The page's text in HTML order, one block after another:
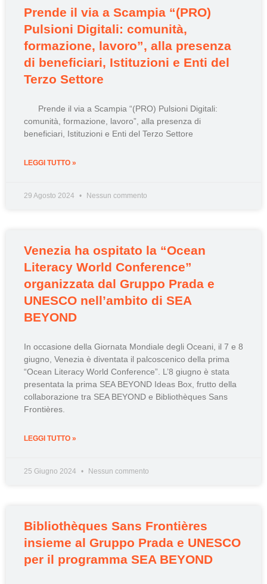
Prende il via a Scampia “(PRO)
Pulsioni Digitali: comunità,
formazione, lavoro”, alla presenza
di beneficiari, Istituzioni e Enti del
Terzo Settore
Prende il via a Scampia “(PRO) Pulsioni Digitali:
comunità, formazione, lavoro”, alla presenza di
beneficiari, Istituzioni e Enti del Terzo Settore
LEGGI TUTTO »
29 Agosto 2024 Nessun commento
Venezia ha ospitato la “Ocean
Literacy World Conference”
organizzata dal Gruppo Prada e
UNESCO nell’ambito di SEA
BEYOND
In occasione della Giornata Mondiale degli Oceani, il 7 e 8
giugno, Venezia è diventata il palcoscenico della prima
“Ocean Literacy World Conference”. L’8 giugno è stata
presentata la prima SEA BEYOND Ideas Box, frutto della
collaborazione tra SEA BEYOND e Bibliothèques Sans
Frontières.
LEGGI TUTTO »
25 Giugno 2024 Nessun commento
Bibliothèques Sans Frontières
insieme al Gruppo Prada e UNESCO
per il programma SEA BEYOND